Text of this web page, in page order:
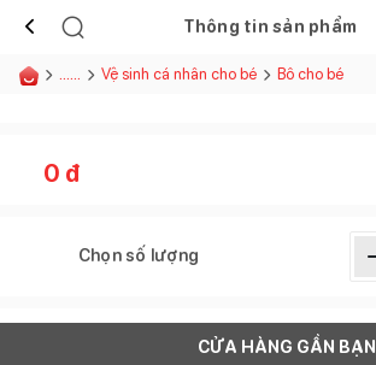
Thông tin sản phẩm
...... Vệ sinh cá nhân cho bé Bô cho bé
0 đ
Chọn số lượng
CỬA HÀNG GẦN BẠN